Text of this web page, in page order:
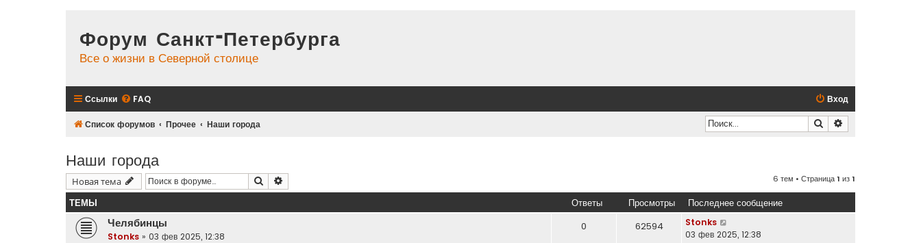
Форум Санкт-Петербурга
Все о жизни в Северной столице
Ссылки FAQ Вход
Список форумов Прочее Наши города Поиск
Наши города
Новая тема Поиск 6 тем • Страница1 из1
ТЕМЫ Ответы Просмотры Последнее сообщение
Челябинцы
Stonks » 03 фев 2025, 12:38
0 62594
Stonks
03 фев 2025, 12:38